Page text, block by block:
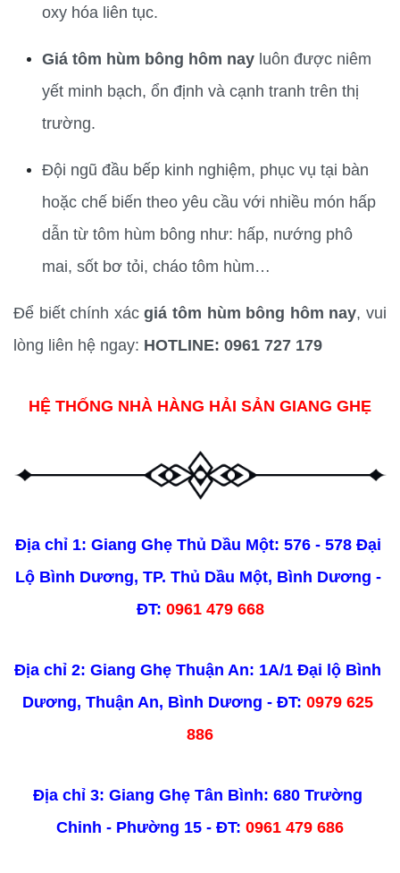
oxy hóa liên tục.
Giá tôm hùm bông hôm nay luôn được niêm
yết minh bạch, ổn định và cạnh tranh trên thị
trường.
Đội ngũ đầu bếp kinh nghiệm, phục vụ tại bàn
hoặc chế biến theo yêu cầu với nhiều món hấp
dẫn từ tôm hùm bông như: hấp, nướng phô
mai, sốt bơ tỏi, cháo tôm hùm…
Để biết chính xác giá tôm hùm bông hôm nay, vui
lòng liên hệ ngay: HOTLINE: 0961 727 179
HỆ THỐNG NHÀ HÀNG HẢI SẢN GIANG GHẸ
Địa chỉ 1: Giang Ghẹ Thủ Dầu Một: 576 - 578 Đại
Lộ Bình Dương, TP. Thủ Dầu Một, Bình Dương -
ĐT: 0961 479 668
Địa chỉ 2: Giang Ghẹ Thuận An: 1A/1 Đại lộ Bình
Dương, Thuận An, Bình Dương - ĐT: 0979 625
886
Địa chỉ 3: Giang Ghẹ Tân Bình: 680 Trường
Chinh - Phường 15 - ĐT: 0961 479 686